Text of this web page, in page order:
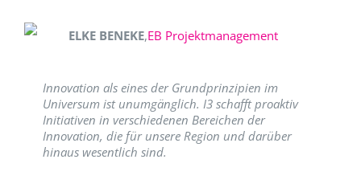
ELKE BENEKE,EB Projektmanagement
Innovation als eines der Grundprinzipien im
Universum ist unumgänglich. I3 schafft proaktiv
Initiativen in verschiedenen Bereichen der
Innovation, die für unsere Region und darüber
hinaus wesentlich sind.